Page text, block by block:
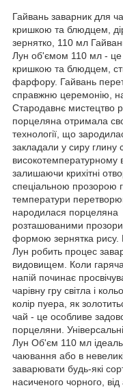
Гайвань заварник для
кришкою та блюдцем,
зернятко, 110 мл
Лун об'ємом 110 мл - це
кришкою та блюдцем,
фарфору. Гайвань
справжню церемонію,
Стародавнє мистецтво
порцеляна отримала
технології, що
закладали у сиру глину
високотемпературному
залишаючи крихітні
спеціальною прозорою
температури
народилася
розташованими
формою зернятка рису.
Лун робить процес
видовищем. Коли гаряча
напій починає
чарівну гру світла і
колір пуера, як
чай - це особливе
порцеляни.
Лун Об'єм 110 мл
чаювання або в
заварювати будь-які
насиченого чорного,